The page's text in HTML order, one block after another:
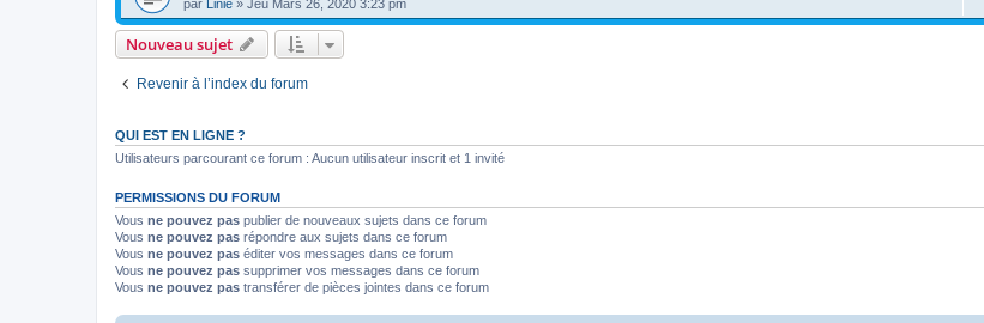
par Linie » Jeu Mars 26, 2020 3:23 pm
Nouveau sujet
Revenir à l’index du forum
QUI EST EN LIGNE ?
Utilisateurs parcourant ce forum : Aucun utilisateur inscrit et 1 invité
PERMISSIONS DU FORUM
Vous ne pouvez pas publier de nouveaux sujets dans ce forum
Vous ne pouvez pas répondre aux sujets dans ce forum
Vous ne pouvez pas éditer vos messages dans ce forum
Vous ne pouvez pas supprimer vos messages dans ce forum
Vous ne pouvez pas transférer de pièces jointes dans ce forum